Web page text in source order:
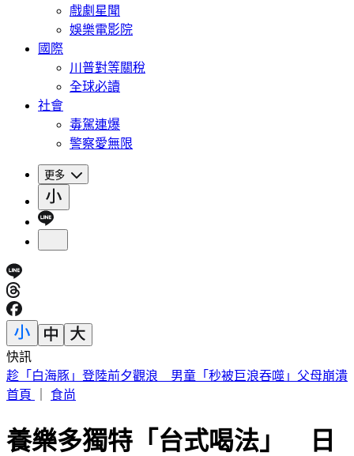
戲劇星聞
娛樂電影院
國際
川普對等關稅
全球必讀
社會
毒駕連爆
警察愛無限
更多
快訊
趁「白海豚」登陸前夕觀浪 男童「秒被巨浪吞噬」父母崩潰
首頁
食尚
養樂多獨特「台式喝法」 日